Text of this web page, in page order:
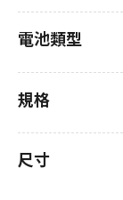
電池類型
規格
尺寸